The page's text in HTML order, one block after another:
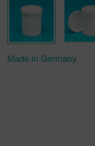
Made in Germany